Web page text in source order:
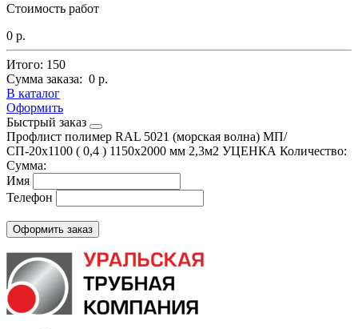
Стоимость работ
0 р.
Итого: 150
Сумма заказа: 0 р.
В каталог
Оформить
Быстрый заказ
Профлист полимер RAL 5021 (морская волна) МП/
СП-20х1100 ( 0,4 ) 1150х2000 мм 2,3м2 УЦЕНКА Количество:
Сумма:
Имя
Телефон